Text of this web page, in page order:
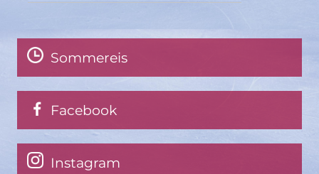
Sommereis
Facebook
Instagram